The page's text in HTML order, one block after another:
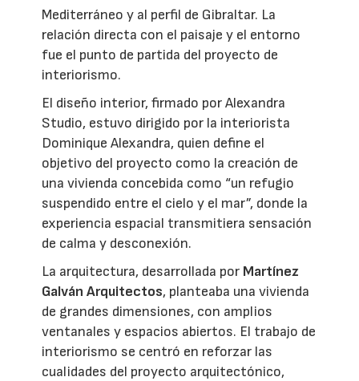
Mediterráneo y al perfil de Gibraltar. La
relación directa con el paisaje y el entorno
fue el punto de partida del proyecto de
interiorismo.
El diseño interior, firmado por Alexandra
Studio, estuvo dirigido por la interiorista
Dominique Alexandra, quien define el
objetivo del proyecto como la creación de
una vivienda concebida como “un refugio
suspendido entre el cielo y el mar”, donde la
experiencia espacial transmitiera sensación
de calma y desconexión.
La arquitectura, desarrollada por Martínez
Galván Arquitectos, planteaba una vivienda
de grandes dimensiones, con amplios
ventanales y espacios abiertos. El trabajo de
interiorismo se centró en reforzar las
cualidades del proyecto arquitectónico,